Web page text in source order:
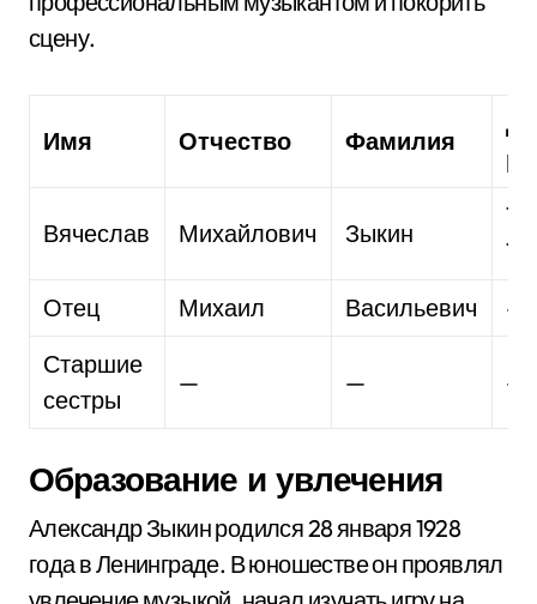
сцену.
Имя Отчество Фамилия
Вячеслав Михайлович Зыкин
Отец
Михаил Васильевич
—
Старшие
сестры
— — —
Образование и увлечения
Александр Зыкин родился 28 января 1928
года в Ленинграде. В юношестве он проявлял